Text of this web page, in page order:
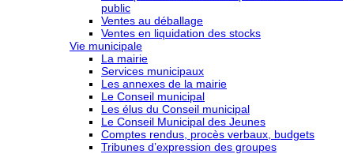
public
Ventes au déballage
Ventes en liquidation des stocks
Vie municipale
La mairie
Services municipaux
Les annexes de la mairie
Le Conseil municipal
Les élus du Conseil municipal
Le Conseil Municipal des Jeunes
Comptes rendus, procès verbaux, budgets
Tribunes d’expression des groupes